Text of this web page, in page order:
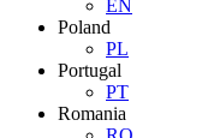
EN
Poland
PL
Portugal
PT
Romania